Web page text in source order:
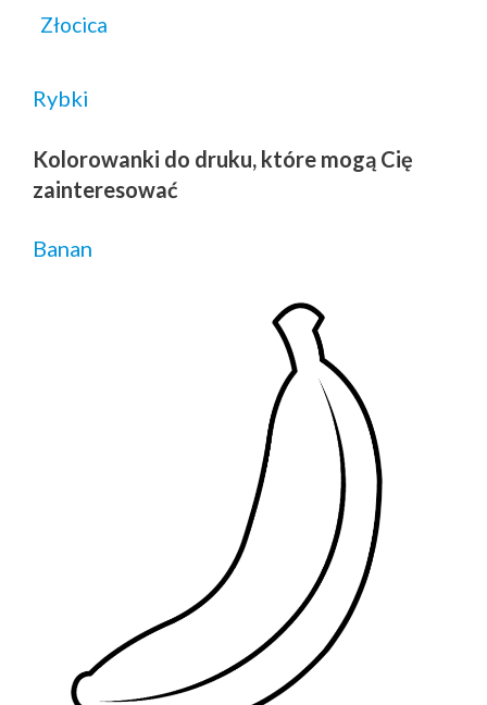
Złocica
Rybki
Kolorowanki do druku, które mogą Cię
zainteresować
Banan